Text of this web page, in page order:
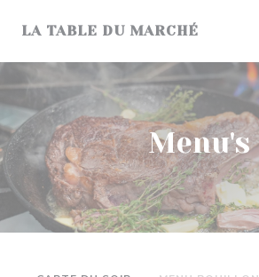
LA TABLE DU MARCHÉ
Menu's